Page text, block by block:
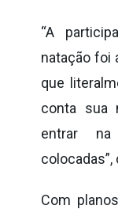
“A
natação foi
que
conta sua
entrar
Com